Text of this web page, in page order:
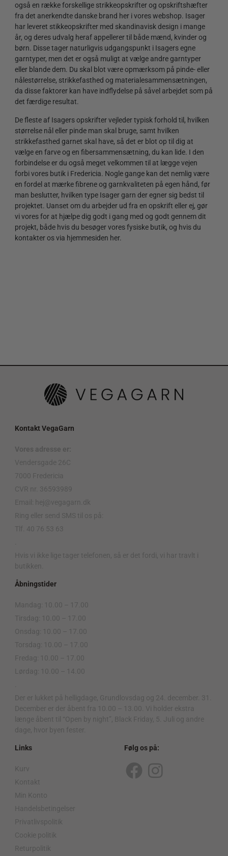
også en række forskellige strikkeopskrifter og opskriftshæfter
fra det anerkendte danske brand her i vores webshop. Isager
har leveret stikkeopskrifter med skandinavisk design i mange
år, og deres udvalg heraf appellerer til både mænd, kvinder og
børn. Disse tager naturligvis udgangspunkt i Isagers egne
garntyper, men det er også muligt at vælge andre garntyper
eller blande dem. Du skal blot være opmærksom på pinde- eller
nålestørrelse, strikkefasthed og materialesammensætningen,
da disse faktorer kan have indflydelse på såvel arbejdet som på
det færdige resultat.
De fleste af Isagers opskrifter vejleder typisk forhold til, hvilken
størrelse nål eller pinde man skal bruge, samt hvilken
strikkefasthed garnet skal have, så det er blot op til dig at
vælge en farve og en fibersammensætning, du kan lide. I den
forbindelse er du også meget velkommen til at lægge vejen
forbi vores butik i Fredericia. Nogle gange kan det nemlig være
en fordel at mærke fibrene og garnkvaliteten på egen hånd, før
man beslutter, hvilken type Isager garn der egner sig bedst til
projektet. Uanset om du arbejder ud fra en opskrift eller ej, gør
vi vores for at hjælpe dig godt i gang med og godt gennem dit
projekt, både hvis du besøger vores fysiske butik, og hvis du
kontakter os via hjemmesiden her.
Kontakt VegaGarn
Vores adresse er:
Vendersgade 26C
7000 Fredericia
CVR nr. 36593989
Email: hej@vegagarn.dk
Ring eller send SMS til os på:
Tlf. 40 76 53 63
Hvis vi ikke lige tager telefonen, så er det fordi, vi har travlt i
butikken.
Åbningstider
Mandag: 10.00 – 17.00
Tirsdag: 10.00 – 17.00
Onsdag: 10.00 – 17.00
Torsdag: 10.00 – 17.00
Fredag: 10.00 – 17.00
Lørdag: 10.00 – 14.00
Der er lukket på helligdage, Grundlovsdag og 24. december. 31.
December er der åbent fra 10.00 – 13.00. Vi holder ekstra
længe åbent til “Open by night”, Black Friday, 5. Juli og andre
dage, hvor byen fester.
Links
Kurv
Kontakt
Min Konto
Handelsbetingelser
Privatlivspolitik
Cookie politik
Returpolitik
Følg os på:
F
I